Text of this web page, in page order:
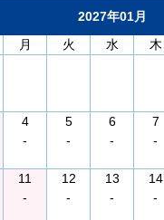
2027年01月
月 火 水 木
4
-
5
-
6
-
7
-
11
-
12
-
13
-
14
-